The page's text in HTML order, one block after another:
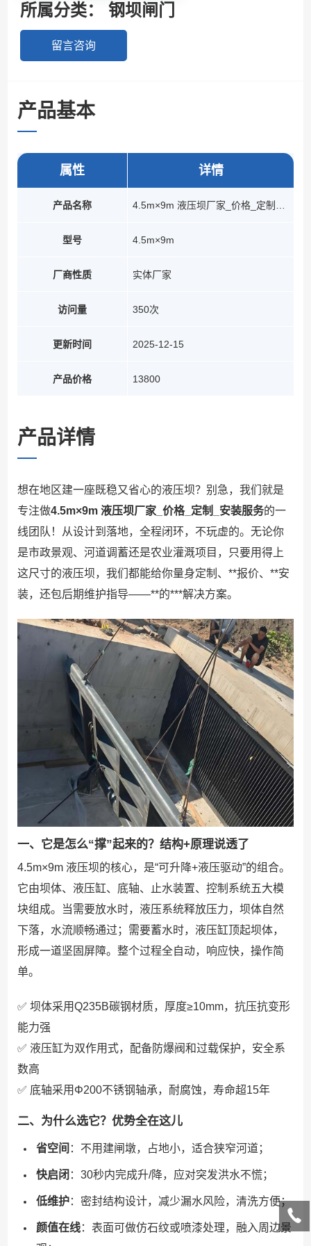
所属分类：钢坝闸门
留言咨询
产品基本
参数
属性
产品名称
型号
厂商性质
访问量
更新时间
产品价格
详情
4.5m×9m
实体厂家
350次
2025-12-15
13800
产品详情
想在地区建一座既稳又省心的液压坝？别急，我们就是
专注做4.5m×9m 液压坝厂家_价格_定制_安装服务的一
线团队！从设计到落地，全程闭环，不玩虚的。无论你
是市政景观、河道调蓄还是农业灌溉项目，只要用得上
这尺寸的液压坝，我们都能给你量身定制、**报价、**安
装，还包后期维护指导——**的***解决方案。
一、它是怎么“撑”起来的？结构+原理说透了
4.5m×9m 液压坝的核心，是“可升降+液压驱动”的组合。
它由坝体、液压缸、底轴、止水装置、控制系统五大模
块组成。当需要放水时，液压系统释放压力，坝体自然
下落，水流顺畅通过；需要蓄水时，液压缸顶起坝体，
形成一道坚固屏障。整个过程全自动，响应快，操作简
单。
✅ 坝体采用Q235B碳钢材质，厚度≥10mm，抗压抗变形
能力强
✅ 液压缸为双作用式，配备防爆阀和过载保护，安全系
数高
✅ 底轴采用Φ200不锈钢轴承，耐腐蚀，寿命超15年
二、为什么选它？优势全在这儿
省空间 ：不用建闸墩，占地小，适合狭窄河道；
快启闭 ：30秒内完成升/降，应对突发洪水不慌；
低维护：密封结构设计，减少漏水风险，清洗方便；
颜值在线：表面可做仿石纹或喷漆处理，融入周边景